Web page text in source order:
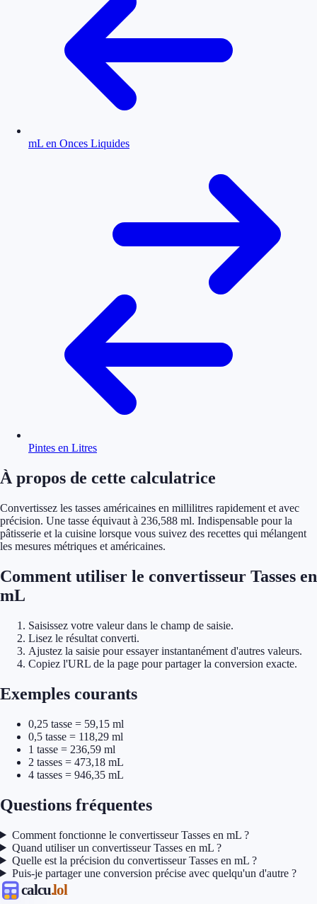
mL en Onces Liquides
Pintes en Litres
À propos de cette calculatrice
Convertissez les tasses américaines en millilitres rapidement et avec
précision. Une tasse équivaut à 236,588 ml. Indispensable pour la
pâtisserie et la cuisine lorsque vous suivez des recettes qui mélangent
les mesures métriques et américaines.
Comment utiliser le convertisseur Tasses en
mL
Saisissez votre valeur dans le champ de saisie.
Lisez le résultat converti.
Ajustez la saisie pour essayer instantanément d'autres valeurs.
Copiez l'URL de la page pour partager la conversion exacte.
Exemples courants
0,25 tasse = 59,15 ml
0,5 tasse = 118,29 ml
1 tasse = 236,59 ml
2 tasses = 473,18 mL
4 tasses = 946,35 mL
Questions fréquentes
Comment fonctionne le convertisseur Tasses en mL ?
Quand utiliser un convertisseur Tasses en mL ?
Quelle est la précision du convertisseur Tasses en mL ?
Puis-je partager une conversion précise avec quelqu'un d'autre ?
calcu.lol